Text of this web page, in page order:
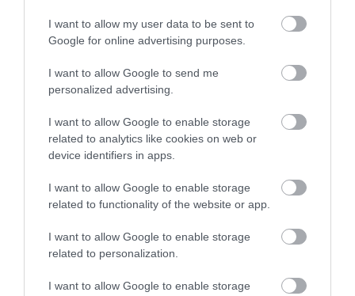
I want to allow my user data to be sent to
Google for online advertising purposes.
I want to allow Google to send me
personalized advertising.
I want to allow Google to enable storage
related to analytics like cookies on web or
device identifiers in apps.
I want to allow Google to enable storage
related to functionality of the website or app.
I want to allow Google to enable storage
related to personalization.
I want to allow Google to enable storage